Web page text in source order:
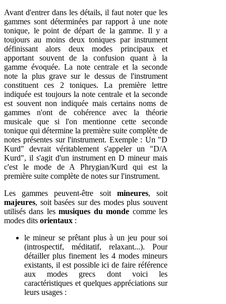
Avant d'entrer dans les détails, il faut noter que les
gammes sont déterminées par rapport à une note
tonique, le point de départ de la gamme. Il y a
toujours au moins deux toniques par instrument
définissant alors deux modes principaux et
apportant souvent de la confusion quant à la
gamme évoquée. La note centrale et la seconde
note la plus grave sur le dessus de l'instrument
constituent ces 2 toniques. La première lettre
indiquée est toujours la note centrale et la seconde
est souvent non indiquée mais certains noms de
gammes n'ont de cohérence avec la théorie
musicale que si l'on mentionne cette seconde
tonique qui détermine la première suite complète de
notes présentes sur l'instrument. Exemple : Un "D
Kurd" devrait véritablement s'appeler un "D/A
Kurd", il s'agit d'un instrument en D mineur mais
c'est le mode de A Phrygian/Kurd qui est la
première suite complète de notes sur l'instrument.
Les gammes peuvent-être soit mineures, soit
majeures, soit basées sur des modes plus souvent
utilisés dans lesmusiques du monde comme les
modes dits orientaux :
le mineur se prêtant plus à un jeu pour soi
(introspectif, méditatif, relaxant...). Pour
détailler plus finement les 4 modes mineurs
existants, il est possible ici de faire référence
aux modes grecs dont voici les
caractéristiques et quelques appréciations sur
leurs usages :